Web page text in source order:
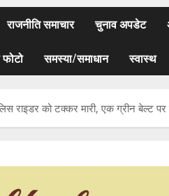
राजनीति समाचार चुनाव अपडेट
समस्या/समाधान स्वास्थ
को टक्कर मारी, एक ग्रीन बेल्ट पर